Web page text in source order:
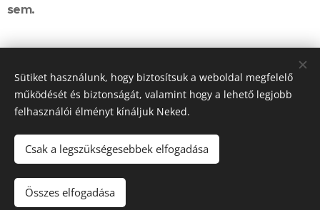
sem.
Share
© 2022 Veszprém Megyei Polgárőrségek Szövetsége - Minden jog
Készítette:Nagy Zoltán
Sütiket használunk, hogy biztosítsuk a weboldal megfelelő
működését és biztonságát, valamint hogy a lehető legjobb
felhasználói élményt kínáljuk Neked.
Csak a legszükségesebbek elfogadása
Összes elfogadása